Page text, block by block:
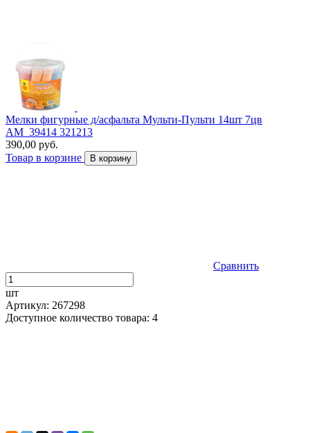
Мелки фигурные д/асфальта Мульти-Пульти 14шт 7цв
АМ_39414 321213
390,00 руб.
Товар в корзине
В корзину
Сравнить
шт
Артикул: 267298
Доступное количество товара: 4